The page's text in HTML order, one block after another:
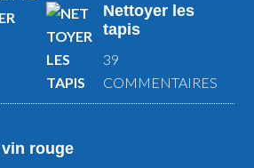
Nettoyer les
tapis
39
COMMENTAIRES
rouge